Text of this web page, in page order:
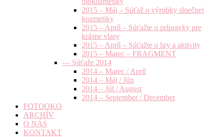
2015 – Máj – Súťaž o výrobky slnečnej
kozmetiky
2015 – Apríl – Súťažte o prípravky pre
krásne vlasy
2015 – Apríl – Súťažte o hry a aktivity
2015 – Marec – FRAGMENT
— Súťaže 2014
2014 – Marec / Apríl
2014 – Máj / Jún
2014 – Júl / August
2014 – September / December
FOTOOKO
ARCHÍV
O NÁS
KONTAKT